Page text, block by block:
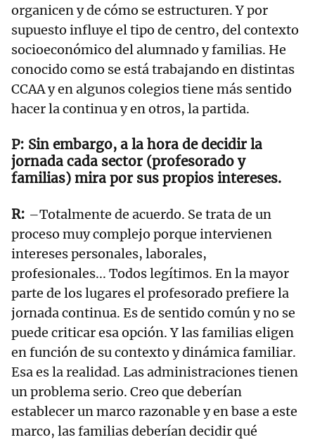
organicen y de cómo se estructuren. Y por
supuesto influye el tipo de centro, del contexto
socioeconómico del alumnado y familias. He
conocido como se está trabajando en distintas
CCAA y en algunos colegios tiene más sentido
hacer la continua y en otros, la partida.
Sin embargo, a la hora de decidir la
jornada cada sector (profesorado y
familias) mira por sus propios intereses.
–Totalmente de acuerdo. Se trata de un
proceso muy complejo porque intervienen
intereses personales, laborales,
profesionales... Todos legítimos. En la mayor
parte de los lugares el profesorado prefiere la
jornada continua. Es de sentido común y no se
puede criticar esa opción. Y las familias eligen
en función de su contexto y dinámica familiar.
Esa es la realidad. Las administraciones tienen
un problema serio. Creo que deberían
establecer un marco razonable y en base a este
marco, las familias deberían decidir qué